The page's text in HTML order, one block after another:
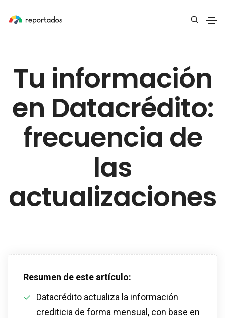
Tu información
en Datacrédito:
frecuencia de
las
actualizaciones
Resumen de este artículo:
Datacrédito actualiza la información
crediticia de forma mensual, con base en